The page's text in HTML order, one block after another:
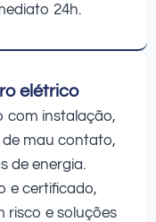
24h.
elétrico
com instalação,
mau contato,
de energia.
e certificado,
risco e soluções